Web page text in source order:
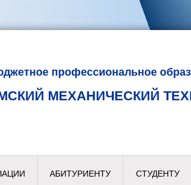
профессиональное
МЕХАНИЧЕСКИЙ
АБИТУРИЕНТУ СТУДЕНТУ